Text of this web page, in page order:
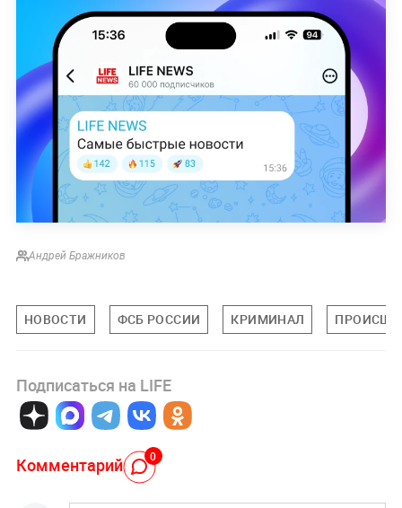
Андрей Бражников
НОВОСТИ ФСБ РОССИИ КРИМИНАЛ
Подписаться на LIFE
Комментарий 0